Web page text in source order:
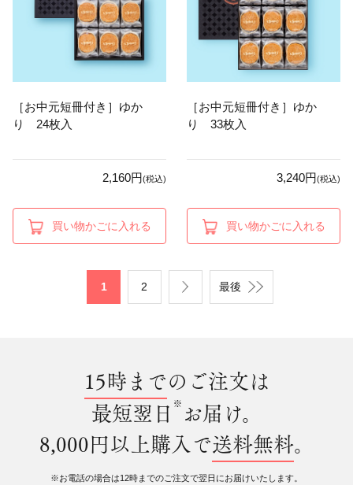
［お中元短冊付き］ゆか
り 24枚入
2,160円(税込)
買い物かごに入れる
［お中元短冊付き］ゆか
り 33枚入
3,240円(税込)
買い物かごに入れる
1 2 最後
15時までのご注文は
最短翌日 ※ お届け。
8,000円以上購入で送料無料。
※お電話の場合は12時までのご注文で翌日にお届けいたします。